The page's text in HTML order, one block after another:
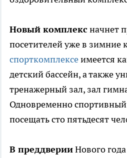
Новый комплекс начнет
посетителей уже в зимние
спорткомплексеимеется
детский бассейн, а также
тренажерный зал, зал
Одновременно
посещать сто пятьдесят
В преддверииНового